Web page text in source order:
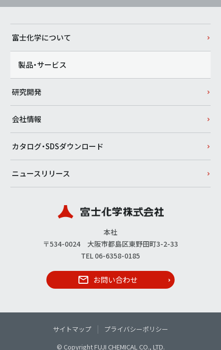
富士化学について
製品・サービス
研究開発
会社情報
カタログ・SDSダウンロード
ニュースリリース
本社
〒534-0024 大阪市都島区東野田町3-2-33
TEL 06-6358-0185
お問い合わせ
サイトマップ
プライバシーポリシー
© Copyright FUJI CHEMICAL CO., LTD.